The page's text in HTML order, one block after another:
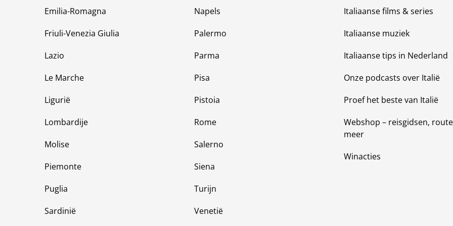
Emilia-Romagna
Friuli-Venezia Giulia
Lazio
Le Marche
Ligurië
Lombardije
Molise
Piemonte
Puglia
Sardinië
Napels
Palermo
Parma
Pisa
Pistoia
Rome
Salerno
Siena
Turijn
Venetië
Italiaanse films & series
Italiaanse muziek
Italiaanse tips in Nederland
Onze podcasts over Italië
Proef het beste van Italië
Webshop – reisgidsen,
meer
Winacties